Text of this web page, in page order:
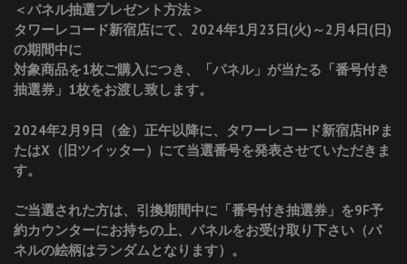
＜パネル抽選プレゼント方法＞
タワーレコード新宿店にて、2024年1月23日(火)～2月4日(日)
の期間中に
対象商品を1枚ご購入につき、「パネル」が当たる「番号付き
抽選券」1枚をお渡し致します。
2024年2月9日（金）正午以降に、タワーレコード新宿店HPま
たはX（旧ツイッター）にて当選番号を発表させていただきま
す。
ご当選された方は、引換期間中に「番号付き抽選券」を9F予
約カウンターにお持ちの上、パネルをお受け取り下さい（パ
ネルの絵柄はランダムとなります）。